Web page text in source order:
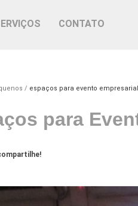
CONTATO
espaços para evento
para